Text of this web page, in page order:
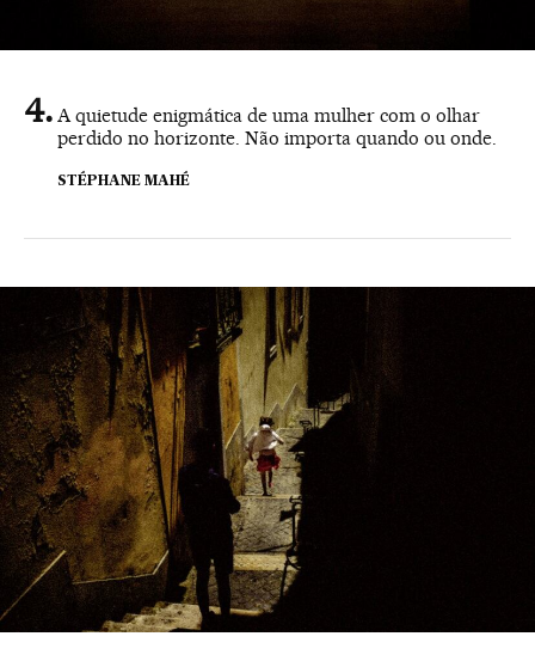
A quietude enigmática de uma mulher com o olhar
perdido no horizonte. Não importa quando ou onde.
STÉPHANE MAHÉ